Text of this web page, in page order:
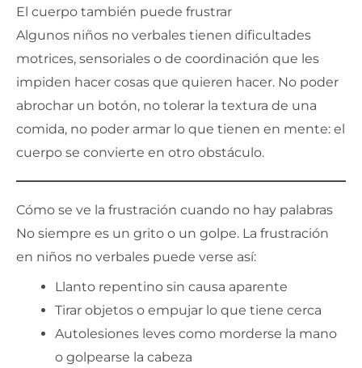
El cuerpo también puede frustrar
Algunos niños no verbales tienen dificultades
motrices, sensoriales o de coordinación que les
impiden hacer cosas que quieren hacer. No poder
abrochar un botón, no tolerar la textura de una
comida, no poder armar lo que tienen en mente: el
cuerpo se convierte en otro obstáculo.
Cómo se ve la frustración cuando no hay palabras
No siempre es un grito o un golpe. La frustración
en niños no verbales puede verse así:
Llanto repentino sin causa aparente
Tirar objetos o empujar lo que tiene cerca
Autolesiones leves como morderse la mano
o golpearse la cabeza